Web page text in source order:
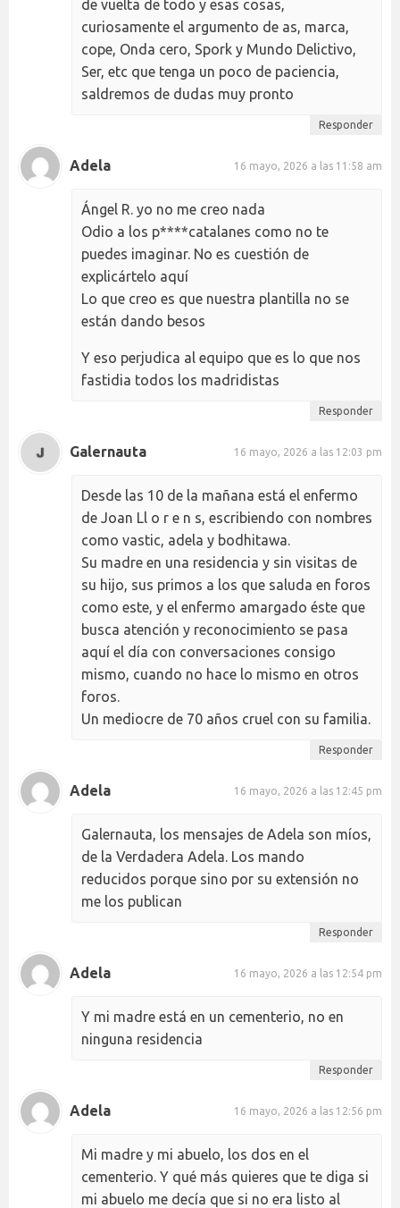
de vuelta de todo y esas cosas,
curiosamente el argumento de as, marca,
cope, Onda cero, Spork y Mundo Delictivo,
Ser, etc que tenga un poco de paciencia,
saldremos de dudas muy pronto
Responder
Adela 16 mayo, 2026 a las 11:58 am
Ángel R. yo no me creo nada
Odio a los p****catalanes como no te
puedes imaginar. No es cuestión de
explicártelo aquí
Lo que creo es que nuestra plantilla no se
están dando besos
Y eso perjudica al equipo que es lo que nos
fastidia todos los madridistas
Responder
Galernauta 16 mayo, 2026 a las 12:03 pm
Desde las 10 de la mañana está el enfermo
de Joan Ll o r e n s, escribiendo con nombres
como vastic, adela y bodhitawa.
Su madre en una residencia y sin visitas de
su hijo, sus primos a los que saluda en foros
como este, y el enfermo amargado éste que
busca atención y reconocimiento se pasa
aquí el día con conversaciones consigo
mismo, cuando no hace lo mismo en otros
foros.
Un mediocre de 70 años cruel con su familia.
Responder
Adela 16 mayo, 2026 a las 12:45 pm
Galernauta, los mensajes de Adela son míos,
de la Verdadera Adela. Los mando
reducidos porque sino por su extensión no
me los publican
Responder
Adela 16 mayo, 2026 a las 12:54 pm
Y mi madre está en un cementerio, no en
ninguna residencia
Responder
Adela 16 mayo, 2026 a las 12:56 pm
Mi madre y mi abuelo, los dos en el
cementerio. Y qué más quieres que te diga si
mi abuelo me decía que si no era listo al